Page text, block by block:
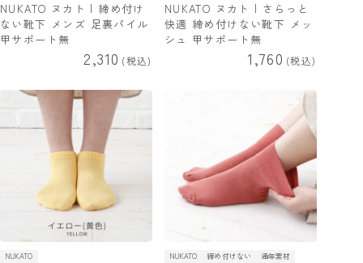
NUKATO ヌカト | 締め付け
ない靴下 メンズ 足裏パイル
甲サポート無
2,310 税込
NUKATO ヌカト | さらっと
快適 締め付けない靴下 メッ
シュ 甲サポート無
1,760 税込
NUKATO NUKATO 締め付けない
通年素材